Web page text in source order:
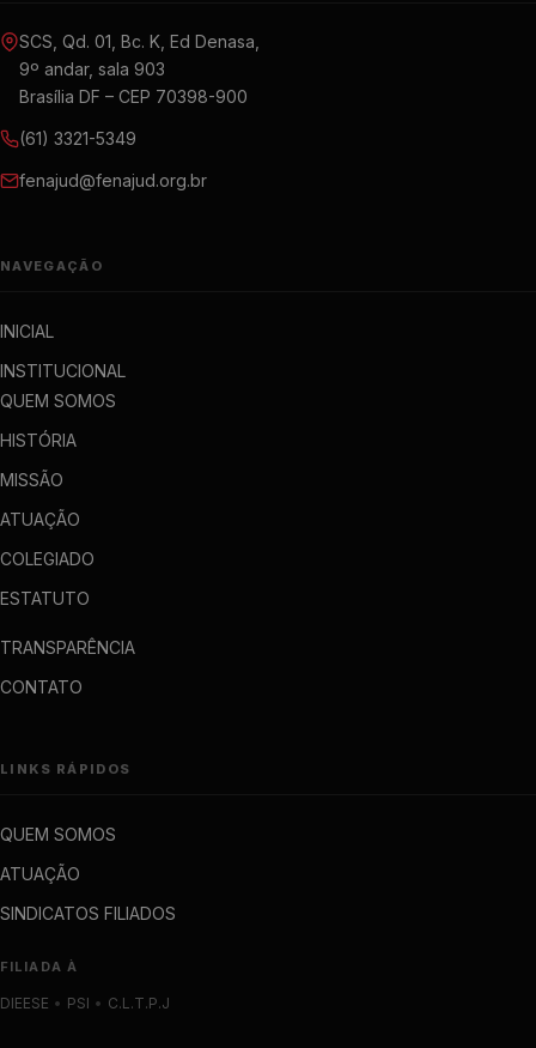
SCS, Qd. 01, Bc. K, Ed Denasa,
9º andar, sala 903
Brasília DF – CEP 70398-900
(61) 3321-5349
fenajud@fenajud.org.br
NAVEGAÇÃO
INICIAL
INSTITUCIONAL
QUEM SOMOS
HISTÓRIA
MISSÃO
ATUAÇÃO
COLEGIADO
ESTATUTO
TRANSPARÊNCIA
CONTATO
LINKS RÁPIDOS
QUEM SOMOS
ATUAÇÃO
SINDICATOS FILIADOS
FILIADA À
DIEESE • PSI • C.L.T.P.J